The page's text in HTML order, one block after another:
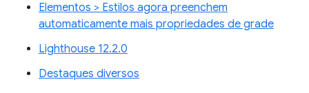
Elementos > Estilos agora preenchem
automaticamente mais propriedades de grade
Lighthouse 12.2.0
Destaques diversos